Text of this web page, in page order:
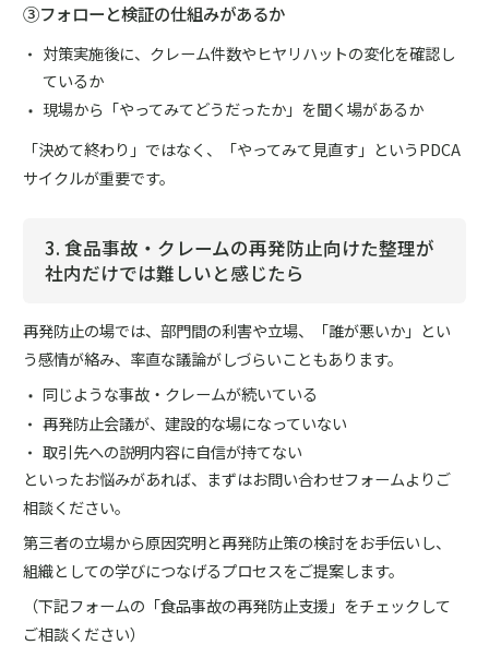
③フォローと検証の仕組みがあるか
対策実施後に、クレーム件数やヒヤリハットの変化を確認し
ているか
現場から「やってみてどうだったか」を聞く場があるか
「決めて終わり」ではなく、「やってみて見直す」というPDCA
サイクルが重要です。
3. 食品事故・クレームの再発防止向けた整理が
社内だけでは難しいと感じたら
再発防止の場では、部門間の利害や立場、「誰が悪いか」とい
う感情が絡み、率直な議論がしづらいこともあります。
同じような事故・クレームが続いている
再発防止会議が、建設的な場になっていない
取引先への説明内容に自信が持てない
といったお悩みがあれば、まずはお問い合わせフォームよりご
相談ください。
第三者の立場から原因究明と再発防止策の検討をお手伝いし、
組織としての学びにつなげるプロセスをご提案します。
（下記フォームの「食品事故の再発防止支援」をチェックして
ご相談ください）